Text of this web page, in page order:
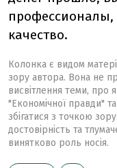
профессионалы,
качество.
Колонка є видом
зору автора. Вона не
висвітлення теми, про
"Економічної правди"
збігатися з точкою
достовірність та
винятково роль носія.